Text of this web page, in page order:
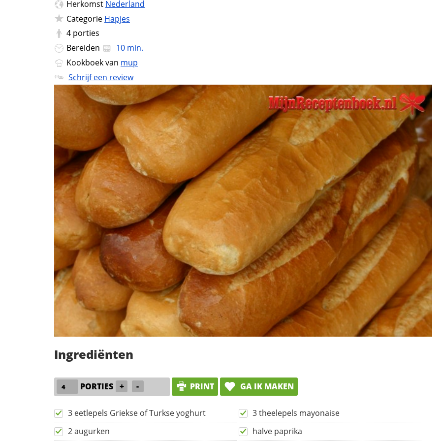
Herkomst Nederland
Categorie Hapjes
4 porties
Bereiden
10 min.
Kookboek van mup
Schrijf een review
Ingrediënten
PORTIES + - PRINT GA IK MAKEN
3 eetlepels Griekse of Turkse yoghurt
3 theelepels mayonaise
2 augurken
halve paprika